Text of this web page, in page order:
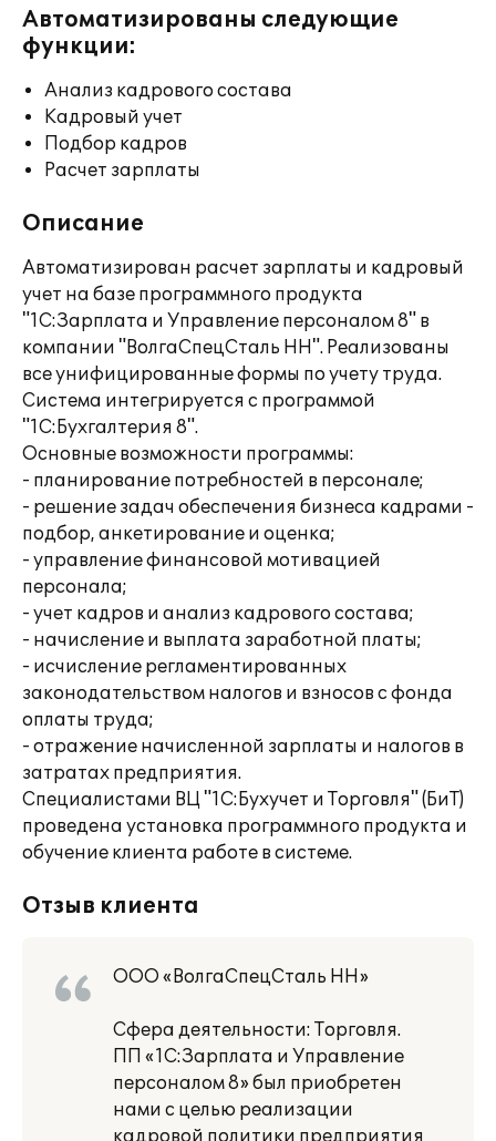
Автоматизированы следующие
функции:
Анализ кадрового состава
Кадровый учет
Подбор кадров
Расчет зарплаты
Описание
Автоматизирован расчет зарплаты и кадровый
учет на базе программного продукта
"1С:Зарплата и Управление персоналом 8" в
компании "ВолгаСпецСталь НН". Реализованы
все унифицированные формы по учету труда.
Система интегрируется с программой
"1С:Бухгалтерия 8".
Основные возможности программы:
- планирование потребностей в персонале;
- решение задач обеспечения бизнеса кадрами -
подбор, анкетирование и оценка;
- управление финансовой мотивацией
персонала;
- учет кадров и анализ кадрового состава;
- начисление и выплата заработной платы;
- исчисление регламентированных
законодательством налогов и взносов с фонда
оплаты труда;
- отражение начисленной зарплаты и налогов в
затратах предприятия.
Специалистами ВЦ "1С:Бухучет и Торговля" (БиТ)
проведена установка программного продукта и
обучение клиента работе в системе.
Отзыв клиента
ООО «ВолгаСпецСталь НН»
Сфера деятельности: Торговля.
ПП «1С:Зарплата и Управление
персоналом 8» был приобретен
нами с целью реализации
кадровой политики предприятия